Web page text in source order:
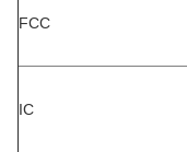
FCC
IC